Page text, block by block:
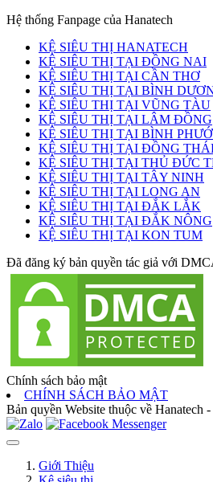
Hệ thống Fanpage của Hanatech
KỆ SIÊU THỊ HANATECH
KỆ SIÊU THỊ TẠI ĐỒNG NAI
KỆ SIÊU THỊ TẠI CẦN THƠ
KỆ SIÊU THỊ TẠI BÌNH
KỆ SIÊU THỊ TẠI VŨNG TÀU
KỆ SIÊU THỊ TẠI LÂM ĐỒNG
KỆ SIÊU THỊ TẠI BÌNH
KỆ SIÊU THỊ TẠI ĐỒNG
KỆ SIÊU THỊ TẠI THỦ ĐỨC
KỆ SIÊU THỊ TẠI TÂY NINH
KỆ SIÊU THỊ TẠI LONG AN
KỆ SIÊU THỊ TẠI ĐẮK LẮK
KỆ SIÊU THỊ TẠI ĐẮK NÔNG
KỆ SIÊU THỊ TẠI KON TUM
Đã đăng ký bản quyền tác giả với
Chính sách bảo mật
CHÍNH SÁCH BẢO MẬT
Bản quyền Website thuộc về Hanatech
Giới Thiệu